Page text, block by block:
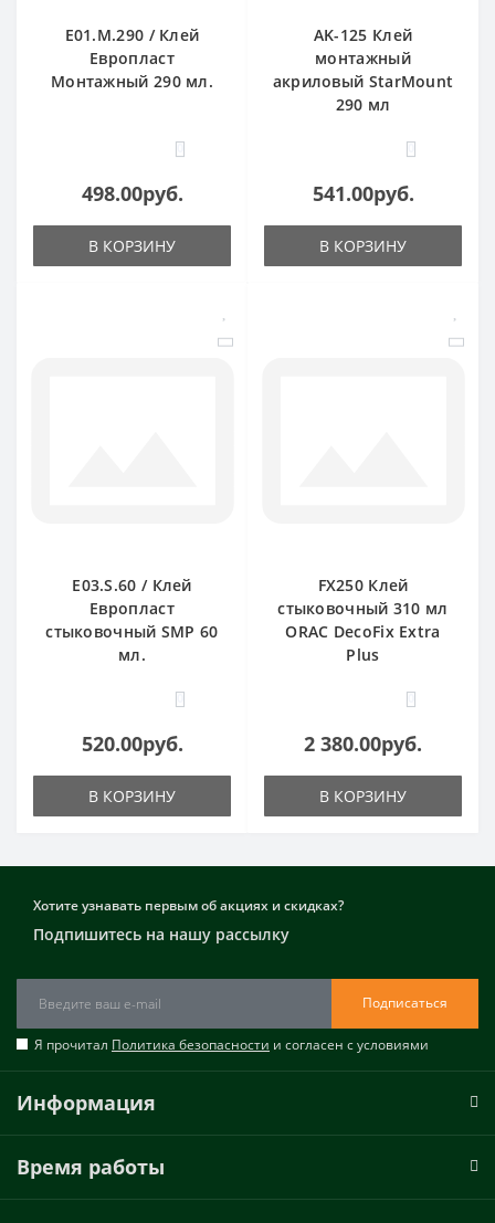
E01.M.290 / Клей
Европласт
Монтажный 290 мл.
0
498.00руб.
В КОРЗИНУ
AK-125 Клей
монтажный
акриловый StarMount
290 мл
0
541.00руб.
В КОРЗИНУ
E03.S.60 / Клей
Европласт
стыковочный SMP 60
мл.
0
520.00руб.
В КОРЗИНУ
FX250 Клей
стыковочный 310 мл
ORAC DecoFix Extra
Plus
0
2 380.00руб.
В КОРЗИНУ
Хотите узнавать первым об акциях и скидках?
Подпишитесь на нашу рассылку
Подписаться
Я прочитал Политика безопасности и согласен с условиями
Информация
Время работы